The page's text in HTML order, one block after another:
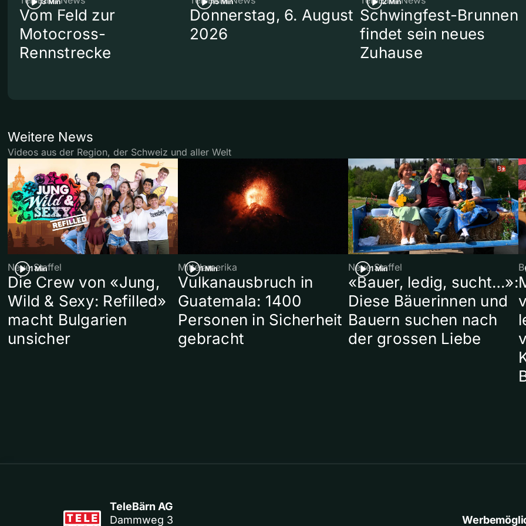
Vom Feld zur
Motocross-
Rennstrecke
Donnerstag, 6. August
2026
Schwingfest-Brunnen
findet sein neues
Zuhause
Weitere News
Videos aus der Region, der Schweiz und aller Welt
1 Min
Neue Staffel
Die Crew von «Jung,
Wild & Sexy: Refilled»
macht Bulgarien
unsicher
1 Min
Mittelamerika
Vulkanausbruch in
Guatemala: 1400
Personen in Sicherheit
gebracht
1 Min
Neue Staffel
«Bauer, ledig, sucht…»:
Diese Bäuerinnen und
Bauern suchen nach
der grossen Liebe
TeleBärn AG
Dammweg 3